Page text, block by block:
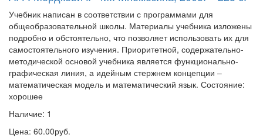
Учебник написан в соответствии с программами для
общеобразовательной школы. Материалы учебника изложены
подробно и обстоятельно, что позволяет использовать их для
самостоятельного изучения. Приоритетной, содержательно-
методической основой учебника является функционально-
графическая линия, а идейным стержнем концепции –
математическая модель и математический язык. Состояние:
хорошее
Наличие: 1
Цена: 60.00руб.